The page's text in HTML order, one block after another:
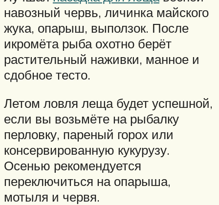
навозный червь, личинка майского
жука, опарыш, выползок. После
икромёта рыба охотно берёт
растительный наживки, манное и
сдобное тесто.
Летом ловля леща будет успешной,
если вы возьмёте на рыбалку
перловку, пареный горох или
консервированную кукурузу.
Осенью рекомендуется
переключиться на опарыша,
мотыля и червя.